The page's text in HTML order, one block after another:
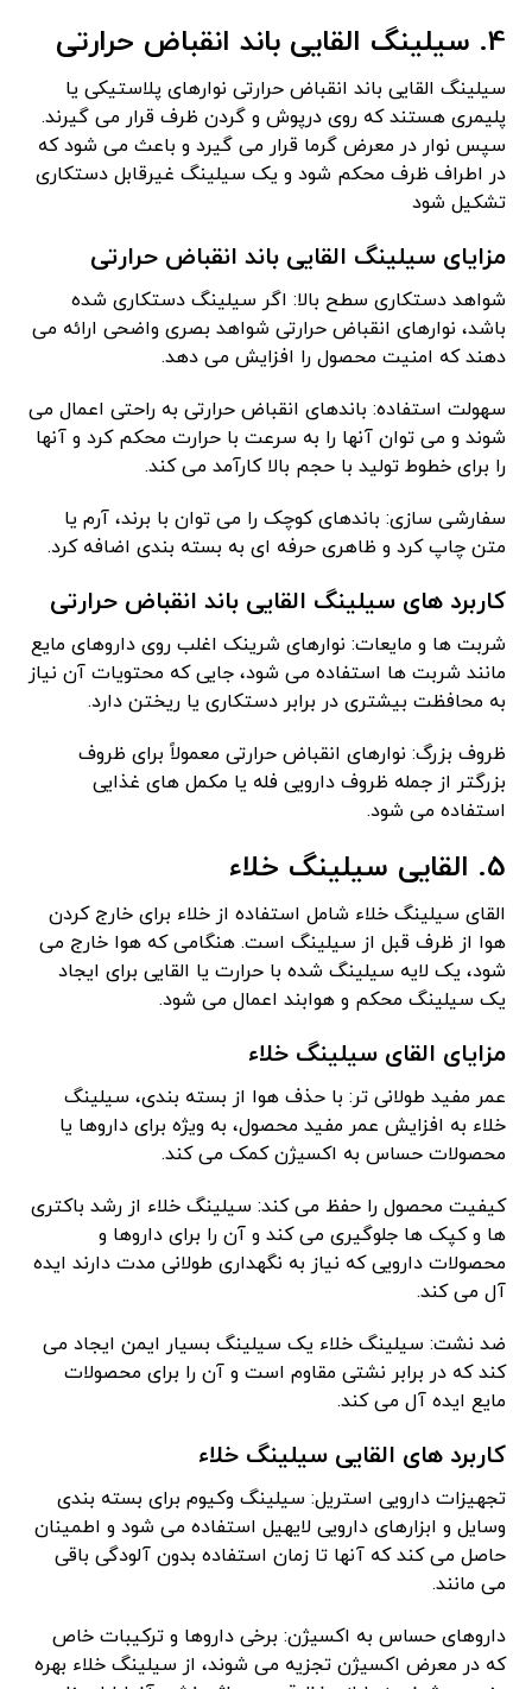
4. سیلینگ القایی باند انقباض حرارتی
سیلینگ القایی باند انقباض حرارتی نوارهای پلاستیکی یا
پلیمری هستند که روی درپوش و گردن ظرف قرار می گیرند.
سپس نوار در معرض گرما قرار می گیرد و باعث می شود که
در اطراف ظرف محکم شود و یک سیلینگ غیرقابل دستکاری
تشکیل شود
مزایای سیلینگ القایی باند انقباض حرارتی
شواهد دستکاری سطح بالا: اگر سیلینگ دستکاری شده
باشد، نوارهای انقباض حرارتی شواهد بصری واضحی ارائه می
دهند که امنیت محصول را افزایش می دهد.
سهولت استفاده: باندهای انقباض حرارتی به راحتی اعمال می
شوند و می توان آنها را به سرعت با حرارت محکم کرد و آنها
را برای خطوط تولید با حجم بالا کارآمد می کند.
سفارشی سازی: باندهای کوچک را می توان با برند، آرم یا
متن چاپ کرد و ظاهری حرفه ای به بسته بندی اضافه کرد.
کاربرد های سیلینگ القایی باند انقباض حرارتی
شربت ها و مایعات: نوارهای شرینک اغلب روی داروهای مایع
مانند شربت ها استفاده می شود، جایی که محتویات آن نیاز
به محافظت بیشتری در برابر دستکاری یا ریختن دارد.
ظروف بزرگ: نوارهای انقباض حرارتی معمولاً برای ظروف
بزرگتر از جمله ظروف دارویی فله یا مکمل های غذایی
استفاده می شود.
5. القایی سیلینگ خلاء
القای سیلینگ خلاء شامل استفاده از خلاء برای خارج کردن
هوا از ظرف قبل از سیلینگ است. هنگامی که هوا خارج می
شود، یک لایه سیلینگ شده با حرارت یا القایی برای ایجاد
یک سیلینگ محکم و هوابند اعمال می شود.
مزایای القای سیلینگ خلاء
عمر مفید طولانی ‌تر: با حذف هوا از بسته ‌بندی، سیلینگ
خلاء به افزایش عمر مفید محصول، به‌ ویژه برای داروها یا
محصولات حساس به اکسیژن کمک می‌ کند.
کیفیت محصول را حفظ می کند: سیلینگ خلاء از رشد باکتری
ها و کپک ها جلوگیری می کند و آن را برای داروها و
محصولات دارویی که نیاز به نگهداری طولانی مدت دارند ایده
آل می کند.
ضد نشت: سیلینگ خلاء یک سیلینگ بسیار ایمن ایجاد می
کند که در برابر نشتی مقاوم است و آن را برای محصولات
مایع ایده آل می کند.
کاربرد های القایی سیلینگ خلاء
تجهیزات دارویی استریل: سیلینگ وکیوم برای بسته بندی
وسایل و ابزارهای دارویی لایهیل استفاده می شود و اطمینان
حاصل می کند که آنها تا زمان استفاده بدون آلودگی باقی
می مانند.
داروهای حساس به اکسیژن: برخی داروها و ترکیبات خاص
که در معرض اکسیژن تجزیه می شوند، از سیلینگ خلاء بهره